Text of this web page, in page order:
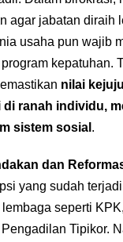
agar jabatan diraih
usaha pun wajib
kepatuhan.
nilai
di ranah individu,
sistem sosial .
dan
yang sudah
seperti
Tipikor.